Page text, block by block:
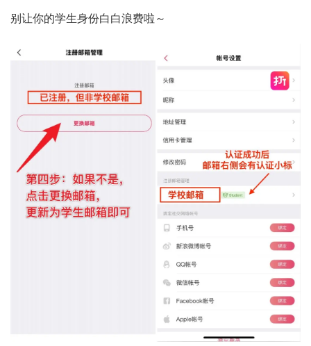
别让你的学生身份白白浪费啦～